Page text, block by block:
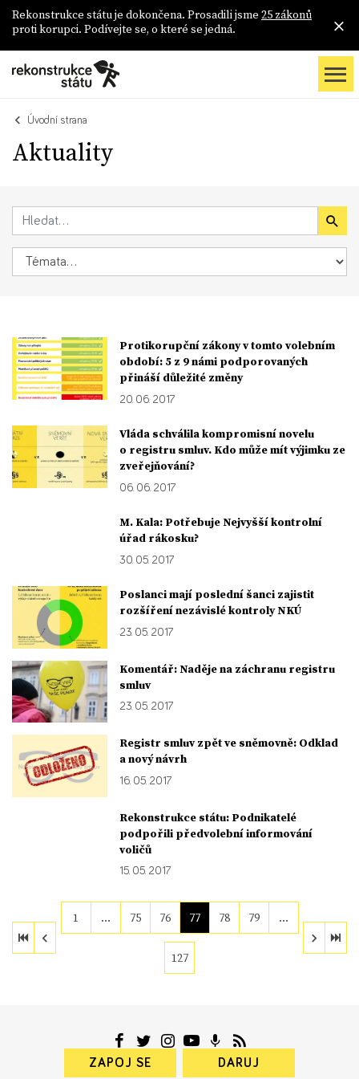
Rekonstrukce státu je dokončena. Prosadili jsme 25 zákonů
proti korupci. Podívejte se, o které se jedná.
Úvodní strana
Aktuality
Protikorupční zákony v tomto volebním
období: 5 z 9 námi podporovaných
přináší důležité změny
20. 06. 2017
Vláda schválila kompromisní novelu
o registru smluv. Kdo může mít výjimku ze
zveřejňování?
06. 06. 2017
M. Kala: Potřebuje Nejvyšší kontrolní
úřad rákosku?
30. 05. 2017
Poslanci mají poslední šanci zajistit
rozšíření nezávislé kontroly NKÚ
23. 05. 2017
Komentář: Naděje na záchranu registru
smluv
23. 05. 2017
Registr smluv zpět ve sněmovně: Odklad
a nový návrh
16. 05. 2017
Rekonstrukce státu: Podnikatelé
podpořili předvolební informování
voličů
15. 05. 2017
1 … 75 76 77 78 79 …
127
ZAPOJ SE DARUJ